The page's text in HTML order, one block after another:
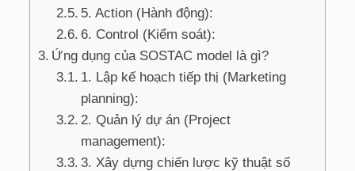
5. Action (Hành động):
6. Control (Kiểm soát):
Ứng dụng của SOSTAC model là gì?
1. Lập kế hoạch tiếp thị (Marketing
planning):
2. Quản lý dự án (Project
management):
3. Xây dựng chiến lược kỹ thuật số